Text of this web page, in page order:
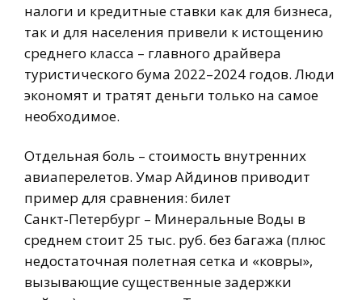
налоги и кредитные ставки как для бизнеса,
так и для населения привели к истощению
среднего класса – главного драйвера
туристического бума 2022–2024 годов. Люди
экономят и тратят деньги только на самое
необходимое.
Отдельная боль – стоимость внутренних
авиаперелетов. Умар Айдинов приводит
пример для сравнения: билет
Санкт‑Петербург – Минеральные Воды в
среднем стоит 25 тыс. руб. без багажа (плюс
недостаточная полетная сетка и «ковры»,
вызывающие существенные задержки